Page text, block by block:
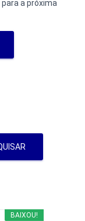
a próxima
BAIXOU!